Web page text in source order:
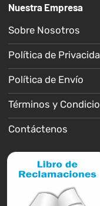
Nuestra Empresa
Sobre Nosotros
Política de
Política de Envío
Términos y
Contáctenos